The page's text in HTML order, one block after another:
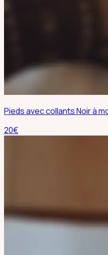
Pieds avec collants Noir à
20€